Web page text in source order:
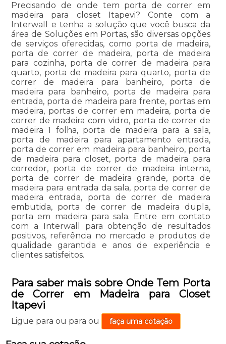
Precisando de onde tem porta de correr em
madeira para closet Itapevi? Conte com a
Interwall e tenha a solução que você busca da
área de Soluções em Portas, são diversas opções
de serviços oferecidas, como porta de madeira,
porta de correr de madeira, porta de madeira
para cozinha, porta de correr de madeira para
quarto, porta de madeira para quarto, porta de
correr de madeira para banheiro, porta de
madeira para banheiro, porta de madeira para
entrada, porta de madeira para frente, portas em
madeira, portas de correr em madeira, porta de
correr de madeira com vidro, porta de correr de
madeira 1 folha, porta de madeira para a sala,
porta de madeira para apartamento entrada,
porta de correr em madeira para banheiro, porta
de madeira para closet, porta de madeira para
corredor, porta de correr de madeira interna,
porta de correr de madeira grande, porta de
madeira para entrada da sala, porta de correr de
madeira entrada, porta de correr de madeira
embutida, porta de correr de madeira dupla,
porta em madeira para sala. Entre em contato
com a Interwall para obtenção de resultados
positivos, referência no mercado e produtos de
qualidade garantida e anos de experiência e
clientes satisfeitos.
Para saber mais sobre Onde Tem Porta
de Correr em Madeira para Closet
Itapevi
Ligue para ou para ou faça uma cotação